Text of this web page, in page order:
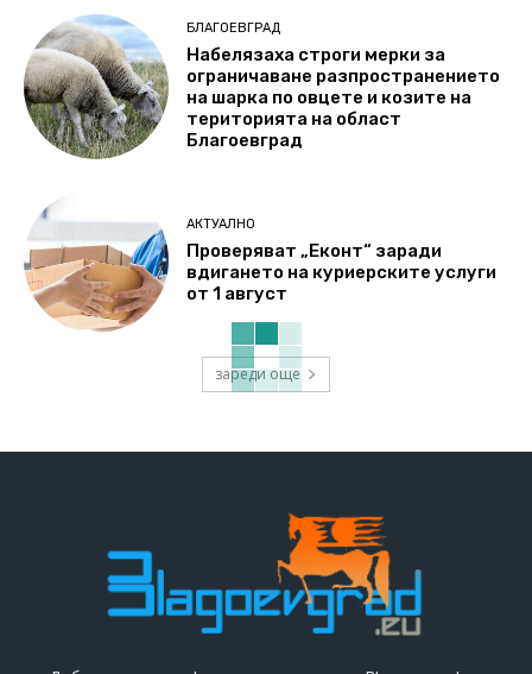
БЛАГОЕВГРАД
Набелязаха строги мерки за
ограничаване разпространението
на шарка по овцете и козите на
територията на област
Благоевград
АКТУАЛНО
Проверяват „Еконт“ заради
вдигането на куриерските услуги
от 1 август
зареди още